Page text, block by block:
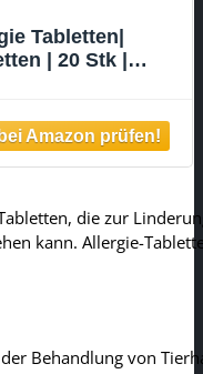
Tabletten|
| 20 Stk |
Nesselsucht
die zur
kann. Allergie-
Behandlung von